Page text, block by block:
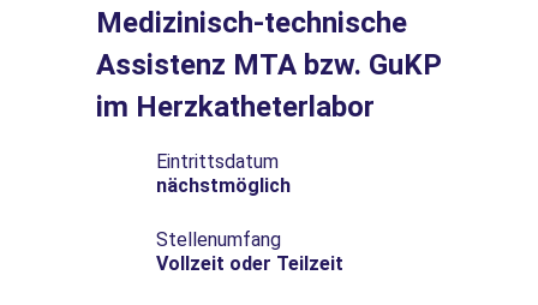
Medizinisch-technische
Assistenz MTA bzw. GuKP
im Herzkatheterlabor
Eintrittsdatum
nächstmöglich
Stellenumfang
Vollzeit oder Teilzeit